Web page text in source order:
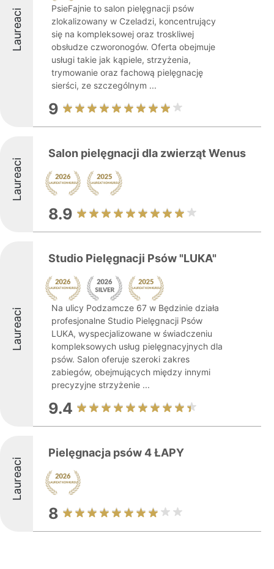
Laureaci
PsieFajnie to salon pielęgnacji psów
zlokalizowany w Czeladzi, koncentrujący
się na kompleksowej oraz troskliwej
obsłudze czworonogów. Oferta obejmuje
usługi takie jak kąpiele, strzyżenia,
trymowanie oraz fachową pielęgnację
sierści, ze szczególnym ...
9
Laureaci
Salon pielęgnacji dla zwierząt Wenus
8.9
Laureaci
Studio Pielęgnacji Psów "LUKA"
Na ulicy Podzamcze 67 w Będzinie działa
profesjonalne Studio Pielęgnacji Psów
LUKA, wyspecjalizowane w świadczeniu
kompleksowych usług pielęgnacyjnych dla
psów. Salon oferuje szeroki zakres
zabiegów, obejmujących między innymi
precyzyjne strzyżenie ...
9.4
Laureaci
Pielęgnacja psów 4 ŁAPY
8